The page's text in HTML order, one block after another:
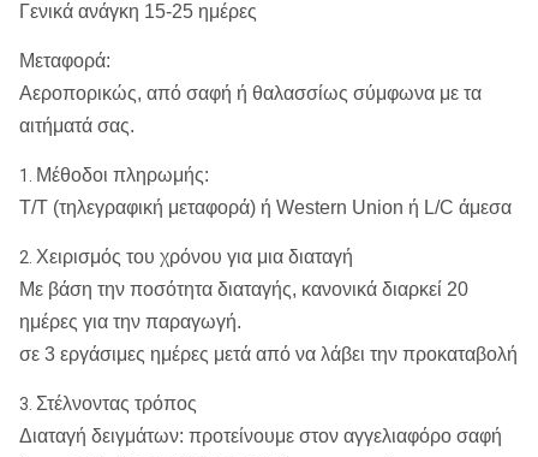
Γενικά ανάγκη 15-25 ημέρες
Μεταφορά:
Αεροπορικώς, από σαφή ή θαλασσίως σύμφωνα με τα
αιτήματά σας.
1.
Μέθοδοι πληρωμής:
T/T (τηλεγραφική μεταφορά) ή Western Union ή L/C άμεσα
2. Χειρισμός του χρόνου για μια διαταγή
Με βάση την ποσότητα διαταγής, κανονικά διαρκεί 20
ημέρες για την παραγωγή.
σε 3 εργάσιμες ημέρες μετά από να λάβει την προκαταβολή
3. Στέλνοντας τρόπος
Διαταγή δειγμάτων: προτείνουμε στον αγγελιαφόρο σαφή